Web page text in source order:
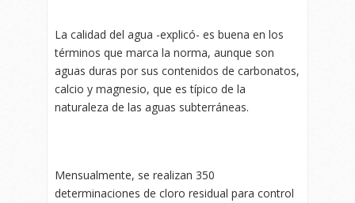
La calidad del agua -explicó- es buena en los
términos que marca la norma, aunque son
aguas duras por sus contenidos de carbonatos,
calcio y magnesio, que es típico de la
naturaleza de las aguas subterráneas.
Mensualmente, se realizan 350
determinaciones de cloro residual para control